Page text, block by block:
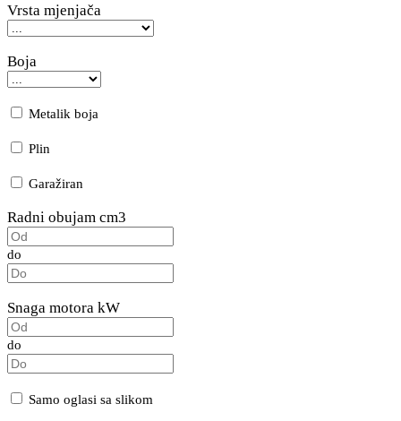
Vrsta mjenjača
Boja
Metalik boja
Plin
Garažiran
Radni obujam cm3
do
Snaga motora kW
do
Samo oglasi sa slikom